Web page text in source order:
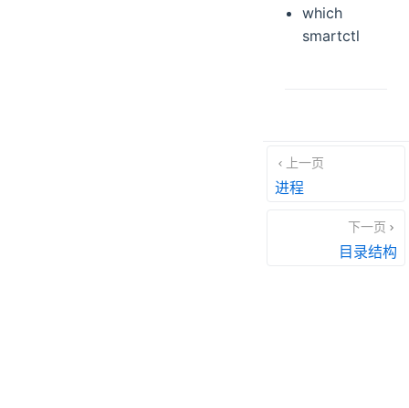
which
smartctl
上一页
进程
下一页
目录结构